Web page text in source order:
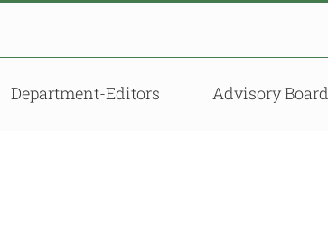
Department-Editors Advisory Board